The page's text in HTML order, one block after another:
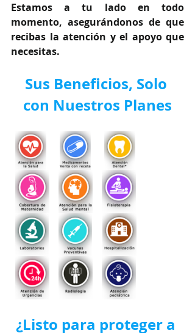
Estamos a tu lado en todo
momento, asegurándonos de que
recibas la atención y el apoyo que
necesitas.
Sus Beneficios, Solo
con Nuestros Planes
¿Listo para proteger a